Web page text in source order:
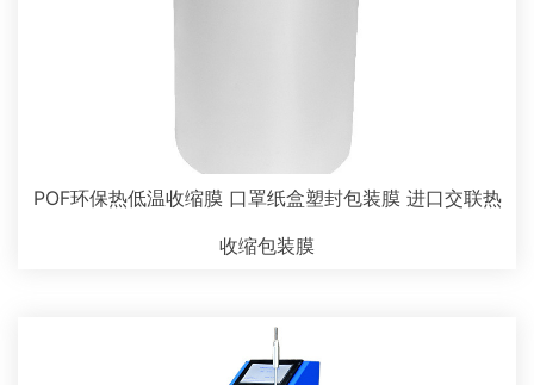
POF环保热低温收缩膜 口罩纸盒塑封包装膜 进口交联热
收缩包装膜